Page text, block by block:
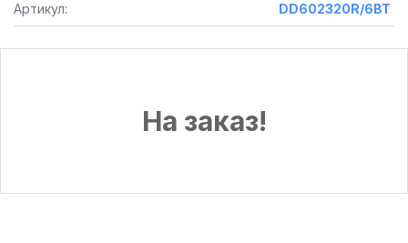
Артикул: DD602320R/6BT
На заказ!